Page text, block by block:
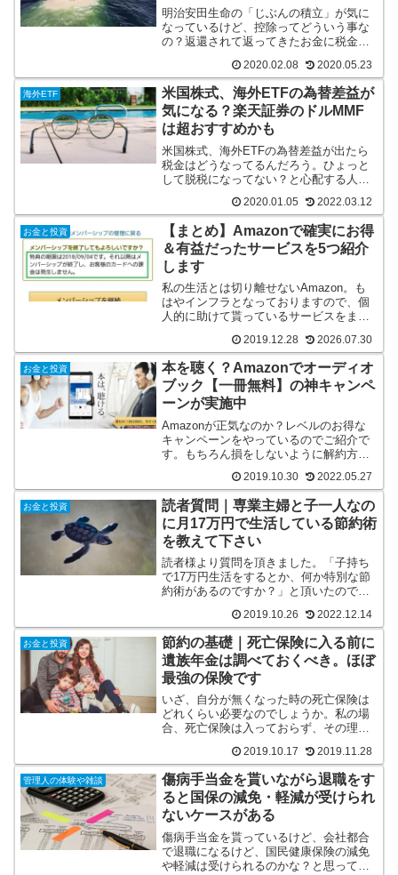
い】
明治安田生命の「じぶんの積立」が気に
なっているけど、控除ってどういう事な
の？返還されて返ってきたお金に税金は
です。自分の所得から差し引かれるもの
なので、還付金に課税されることはな
い、という内容です。
2020.02.08 2020.05.23
海外ETF
米国株式、海外ETFの為替差益が
気になる？楽天証券のドルMMF
は超おすすめかも
米国株式、海外ETFの為替差益が出たら
税金はどうなってるんだろう。ひょっと
して脱税になってない？と心配する人も
る楽天証券ではドルMMFから直接購入す
ることで税金のことはお任せができてい
ます。
2020.01.05 2022.03.12
お金と投資
【まとめ】Amazonで確実にお得
＆有益だったサービスを5つ紹介
します
私の生活とは切り離せないAmazon。も
はやインフラとなっておりますので、個
人的に助けて貰っているサービスをまと
2019.12.28 2026.07.30
お金と投資
本を聴く？Amazonでオーディオ
ブック【一冊無料】の神キャンペ
ーンが実施中
Amazonが正気なのか？レベルのお得な
キャンペーンをやっているのでご紹介で
す。もちろん損をしないように解約方法
2019.10.30 2022.05.27
お金と投資
読者質問｜専業主婦と子一人なの
に月17万円で生活している節約術
を教えて下さい
読者様より質問を頂きました。「子持ち
で17万円生活をするとか、何か特別な節
約術があるのですか？」と頂いたので、
は入ってくるお金で生活をする、という
身も蓋も無いお話ですが、お金への接し
方の参考にどうぞ。
2019.10.26 2022.12.14
お金と投資
節約の基礎｜死亡保険に入る前に
遺族年金は調べておくべき。ほぼ
最強の保険です
いざ、自分が無くなった時の死亡保険は
どれくらい必要なのでしょうか。私の場
合、死亡保険は入っておらず、その理由
ツコツ貯めてきた資産があるので、妻が
生活を立て直す時間もあるかな、と。
2019.10.17 2019.11.28
管理人の体験や雑談
傷病手当金を貰いながら退職をす
ると国保の減免・軽減が受けられ
ないケースがある
傷病手当金を貰っているけど、会社都合
で退職になるけど、国民健康保険の減免
や軽減は受けられるのかな？と思ってい